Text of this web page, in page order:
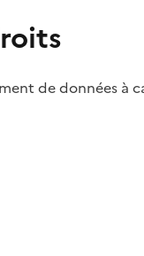
de données à